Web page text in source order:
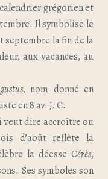
grégorien et
Il symbolise le
septembre la fin de la
aux vacances, au
, nom donné en
en 8 av. J. C.
veut dire accroître ou
d’août reflète la
la déesse Cérès,
Ses symboles son